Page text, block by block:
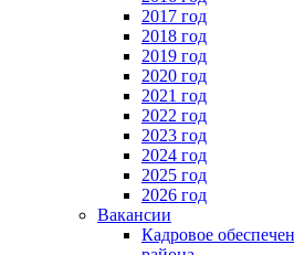
2017 год
2018 год
2019 год
2020 год
2021 год
2022 год
2023 год
2024 год
2025 год
2026 год
Вакансии
Кадровое